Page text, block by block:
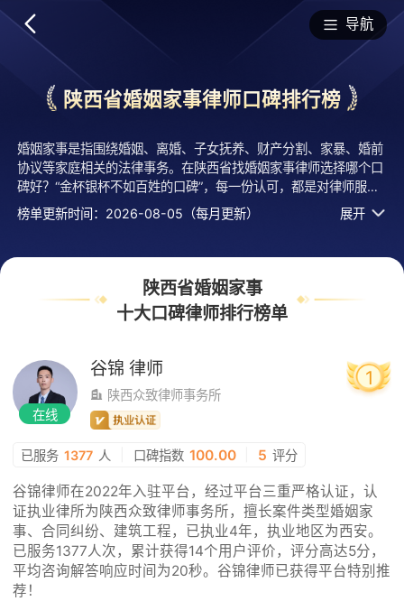
导航
陕西省婚姻家事律师口碑排行榜
婚姻家事是指围绕婚姻、离婚、子女抚养、财产分割、家暴、婚前
协议等家庭相关的法律事务。在陕西省找婚姻家事律师选择哪个口
碑好？“金杯银杯不如百姓的口碑”，每一份认可，都是对律师服务
能力的最佳认证。法临经专业评测的2026年十大婚姻家事律师排
行榜名单发布啦！居前十的有：陕西众致律师事务所的谷锦律师、
师等，上榜律师十大婚姻家事律师口碑榜单是法临平台口碑好、用
户认可度高、评价较高、有实力活跃度高的执业律师，排名不分先
后，仅供借鉴参考，想知道婚姻家事哪个律师好？您可以多比较，
选择自己满意且合适案情的！
榜单更新时间：2026-08-05（每月更新） 展开
陕西省婚姻家事
十大口碑律师排行榜单
在线
谷锦 律师
陕西众致律师事务所
1
已服务 1377 人 口碑指数 100.00 5 评分
谷锦律师在2022年入驻平台，经过平台三重严格认证，认
证执业律所为陕西众致律师事务所，擅长案件类型婚姻家
事、合同纠纷、建筑工程，已执业4年，执业地区为西安。
已服务1377人次，累计获得14个用户评价，评分高达5分，
平均咨询解答响应时间为20秒。谷锦律师已获得平台特别推
荐！